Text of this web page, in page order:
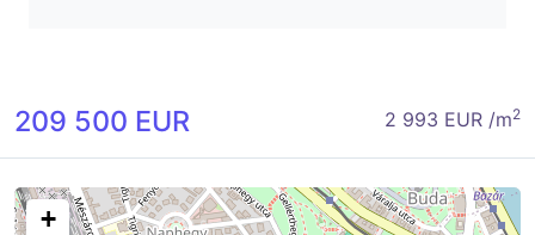
209 500 EUR 2 993 EUR /m2
+